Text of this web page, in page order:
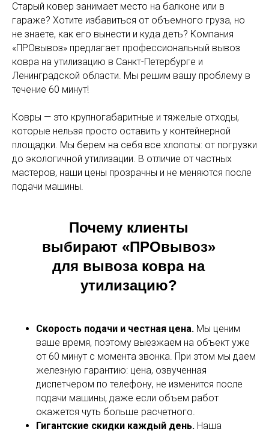
Старый ковер занимает место на балконе или в
гараже? Хотите избавиться от объемного груза, но
не знаете, как его вынести и куда деть? Компания
«ПРОвывоз» предлагает профессиональный вывоз
ковра на утилизацию в Санкт-Петербурге и
Ленинградской области. Мы решим вашу проблему в
течение 60 минут!
Ковры — это крупногабаритные и тяжелые отходы,
которые нельзя просто оставить у контейнерной
площадки. Мы берем на себя все хлопоты: от погрузки
до экологичной утилизации. В отличие от частных
мастеров, наши цены прозрачны и не меняются после
подачи машины.
Почему клиенты
выбирают «ПРОвывоз»
для вывоза ковра на
утилизацию?
Скорость подачи и честная цена. Мы ценим
ваше время, поэтому выезжаем на объект уже
от 60 минут с момента звонка. При этом мы даем
железную гарантию: цена, озвученная
диспетчером по телефону, не изменится после
подачи машины, даже если объем работ
окажется чуть больше расчетного.
Гигантские скидки каждый день. Наша